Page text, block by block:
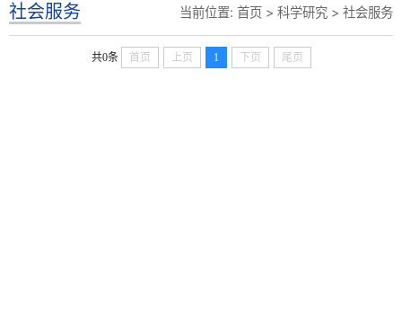
当前位置: 首页 > 科学研究 > 社会服务
社会服务
共0条 首页 上页 1 下页 尾页